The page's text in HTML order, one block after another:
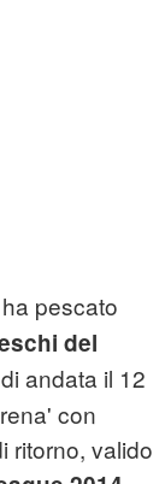
pescato
del
di andata il 12
con
ritorno, valido